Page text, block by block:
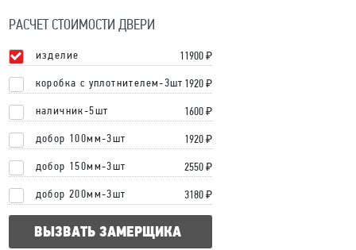
РАСЧЕТ СТОИМОСТИ ДВЕРИ
изделие 11900₽
коробка с уплотнителем-3шт 1920 ₽
наличник-5шт 1600 ₽
добор 100мм-3шт 1920 ₽
добор 150мм-3шт 2550 ₽
добор 200мм-3шт 3180 ₽
ВЫЗВАТЬ ЗАМЕРЩИКА